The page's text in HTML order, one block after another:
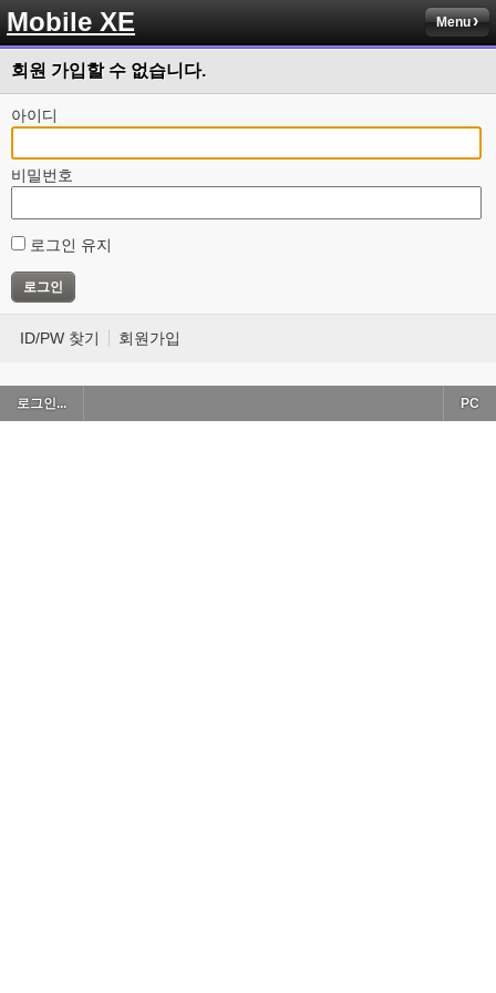
Mobile XE Menu
회원 가입할 수 없습니다.
아이디
비밀번호
로그인 유지
ID/PW 찾기 회원가입
로그인... PC